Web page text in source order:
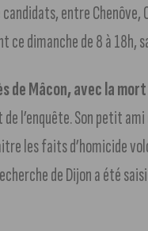
entre
dimanche de 8 à 18h,
de Mâcon, avec la
l’enquête. Son petit
les faits d’homicide
de Dijon a été